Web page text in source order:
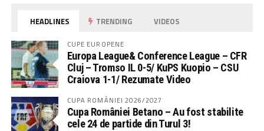
HEADLINES TRENDING VIDEOS
CUPE EUROPENE
Europa League& Conference League – CFR
Cluj – Tromso IL 0-5/ KuPS Kuopio – CSU
Craiova 1-1/ Rezumate Video
CUPA ROMÂNIEI 2026/2027
Cupa României Betano – Au fost stabilite
cele 24 de partide din Turul 3!